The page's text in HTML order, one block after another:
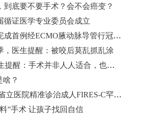
底要不要手术？会不会癌变？
循证医学专业委员会成立
国际首例！齐鲁医院完成首例经ECMO腋动脉导管行冠脉介入治疗
，医生提醒：被咬后莫乱抓乱涂
“摘镜手术”勿盲从 医生提醒：手术并非人人适合，也不是一劳永逸
啥？
抽丝剥茧破迷局 山东省立医院精准诊治成人FIRES-C罕见脑病
”手术 让孩子找回自信